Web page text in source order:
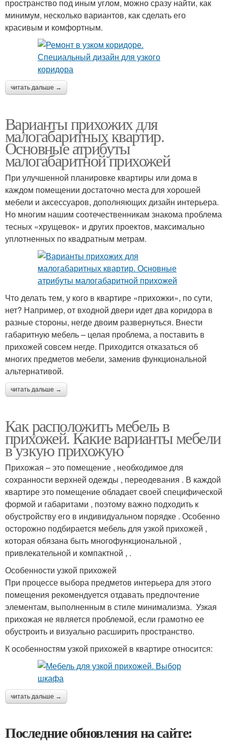
пространство под иным углом, можно сразу найти, как
минимум, несколько вариантов, как сделать его
красивым и комфортным.
читать дальше →
Варианты прихожих для
малогабаритных квартир.
Основные атрибуты
малогабаритной прихожей
При улучшенной планировке квартиры или дома в
каждом помещении достаточно места для хорошей
мебели и аксессуаров, дополняющих дизайн интерьера.
Но многим нашим соотечественникам знакома проблема
тесных «хрущевок» и других проектов, максимально
уплотненных по квадратным метрам.
Что делать тем, у кого в квартире «прихожки», по сути,
нет? Например, от входной двери идет два коридора в
разные стороны, негде двоим развернуться. Внести
габаритную мебель – целая проблема, а поставить в
прихожей совсем негде. Приходится отказаться об
многих предметов мебели, заменив функциональной
альтернативой.
читать дальше →
Как расположить мебель в
прихожей. Какие варианты мебели
в узкую прихожую
Прихожая – это помещение , необходимое для
сохранности верхней одежды , переодевания . В каждой
квартире это помещение обладает своей специфической
формой и габаритами , поэтому важно подходить к
обустройству его в индивидуальном порядке . Особенно
осторожно подбирается мебель для узкой прихожей ,
которая обязана быть многофункциональной ,
привлекательной и компактной , .
Особенности узкой прихожей
При процессе выбора предметов интерьера для этого
помещения рекомендуется отдавать предпочтение
элементам, выполненным в стиле минимализма. Узкая
прихожая не является проблемой, если грамотно ее
обустроить и визуально расширить пространство.
К особенностям узкой прихожей в квартире относится:
читать дальше →
Последние обновления на сайте: